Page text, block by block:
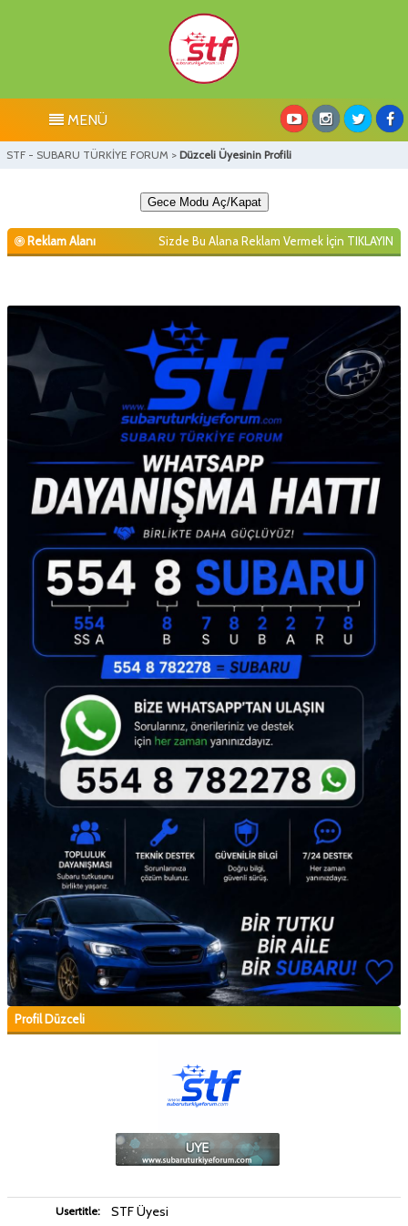
MENÜ
STF - SUBARU TÜRKİYE FORUM > Düzceli Üyesinin Profili
Gece Modu Aç/Kapat
Reklam Alanı Sizde Bu Alana Reklam Vermek İçin TIKLAYIN
Profil Düzceli
Usertitle: STF Üyesi